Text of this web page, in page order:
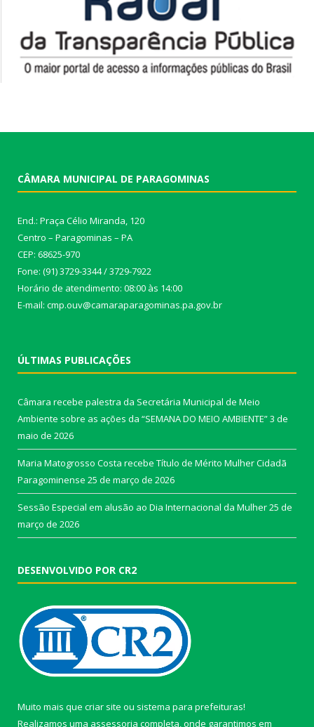
CÂMARA MUNICIPAL DE PARAGOMINAS
End.: Praça Célio Miranda, 120
Centro – Paragominas – PA
CEP: 68625-970
Fone: (91) 3729-3344 / 3729-7922
Horário de atendimento: 08:00 às 14:00
E-mail: cmp.ouv@camaraparagominas.pa.gov.br
ÚLTIMAS PUBLICAÇÕES
Câmara recebe palestra da Secretária Municipal de Meio
Ambiente sobre as ações da “SEMANA DO MEIO AMBIENTE”3 de
maio de 2026
Maria Matogrosso Costa recebe Título de Mérito Mulher Cidadã
Paragominense 25 de março de 2026
Sessão Especial em alusão ao Dia Internacional da Mulher25 de
março de 2026
DESENVOLVIDO POR CR2
Muito mais que criar site ou sistema para prefeituras!
Realizamos uma assessoria completa, onde garantimos em